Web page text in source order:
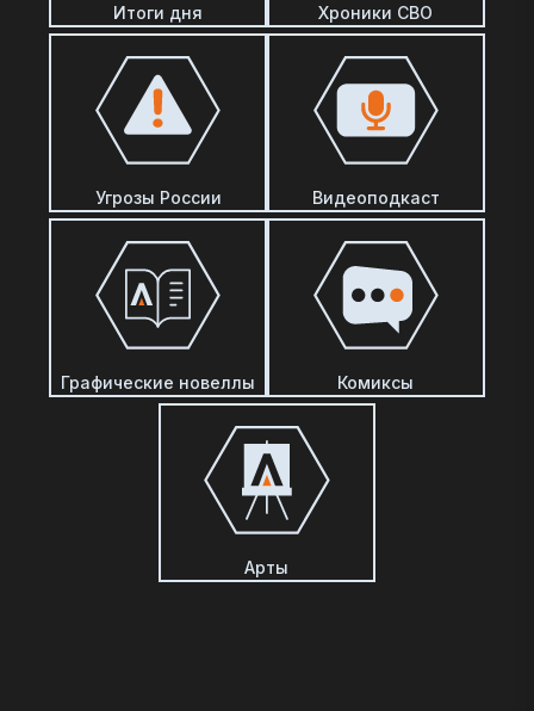
Итоги дня Хроники СВО
Угрозы России Видеоподкаст
Графические новеллы Комиксы
Арты